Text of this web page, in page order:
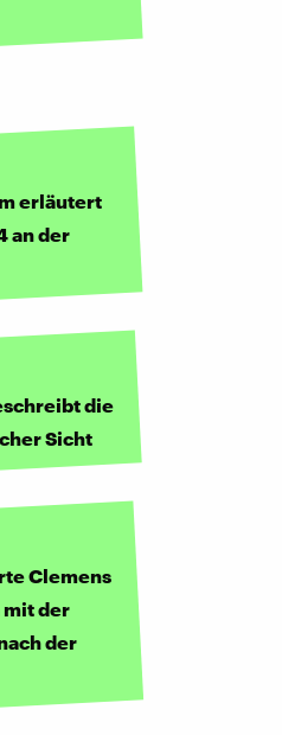
erläutert
an der
die
Sicht
Clemens
mit der
der